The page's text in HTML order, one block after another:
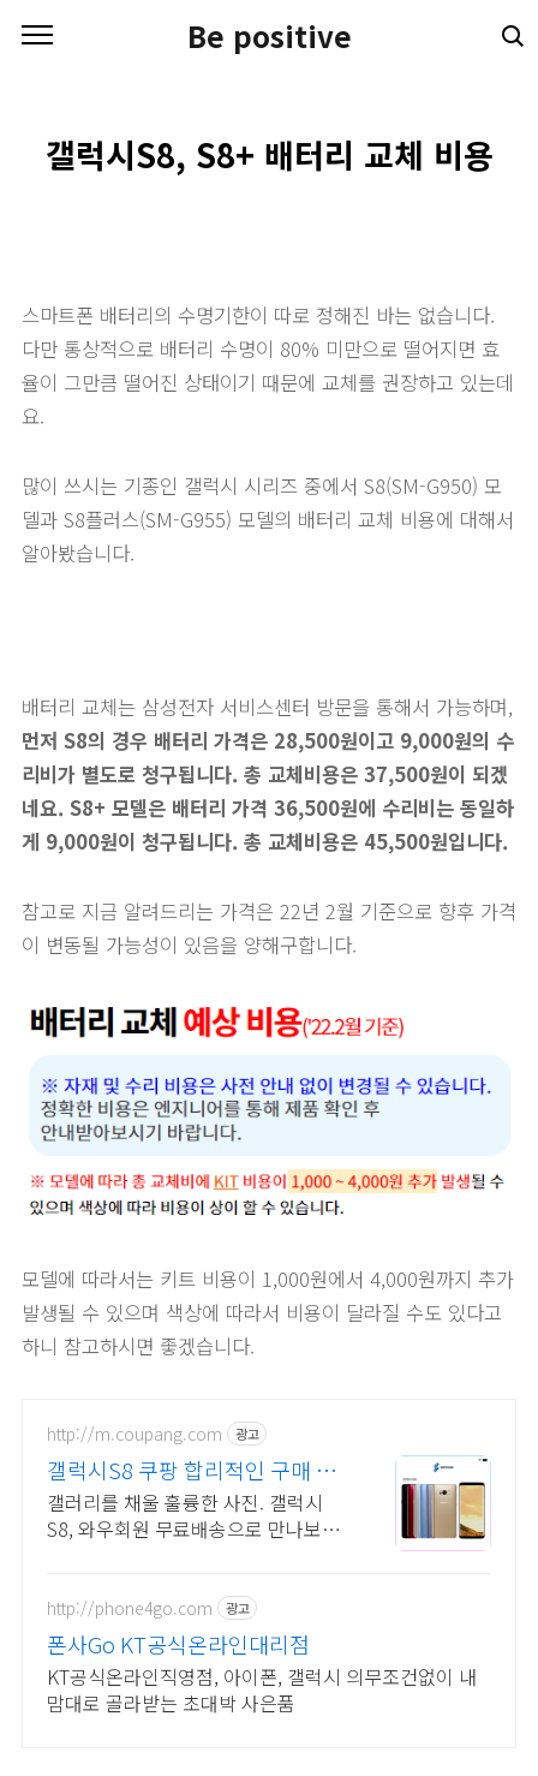
Be positive
갤럭시S8, S8+ 배터리 교체 비용
스마트폰 배터리의 수명기한이 따로 정해진 바는 없습니다.
다만 통상적으로 배터리 수명이 80% 미만으로 떨어지면 효
율이 그만큼 떨어진 상태이기 때문에 교체를 권장하고 있는데
요.
많이 쓰시는 기종인 갤럭시 시리즈 중에서 S8(SM-G950) 모
델과 S8플러스(SM-G955) 모델의 배터리 교체 비용에 대해서
알아봤습니다.
배터리 교체는 삼성전자 서비스센터 방문을 통해서 가능하며,
먼저 S8의 경우 배터리 가격은 28,500원이고 9,000원의 수
리비가 별도로 청구됩니다. 총 교체비용은 37,500원이 되겠
네요. S8+ 모델은 배터리 가격 36,500원에 수리비는 동일하
게 9,000원이 청구됩니다. 총 교체비용은 45,500원입니다.
참고로 지금 알려드리는 가격은 22년 2월 기준으로 향후 가격
이 변동될 가능성이 있음을 양해구합니다.
모델에 따라서는 키트 비용이 1,000원에서 4,000원까지 추가
발생될 수 있으며 색상에 따라서 비용이 달라질 수도 있다고
하니 참고하시면 좋겠습니다.
http://m.coupang.com 광고
갤럭시S8 쿠팡 합리적인 구매 기
회
갤러리를 채울 훌륭한 사진. 갤럭시
S8, 와우회원 무료배송으로 만나보세
http://phone4go.com 광고
폰사Go KT공식온라인대리점
KT공식온라인직영점, 아이폰, 갤럭시 의무조건없이 내
맘대로 골라받는 초대박 사은품